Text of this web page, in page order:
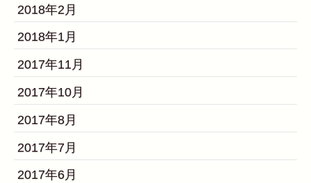
2018年2月
2018年1月
2017年11月
2017年10月
2017年8月
2017年7月
2017年6月